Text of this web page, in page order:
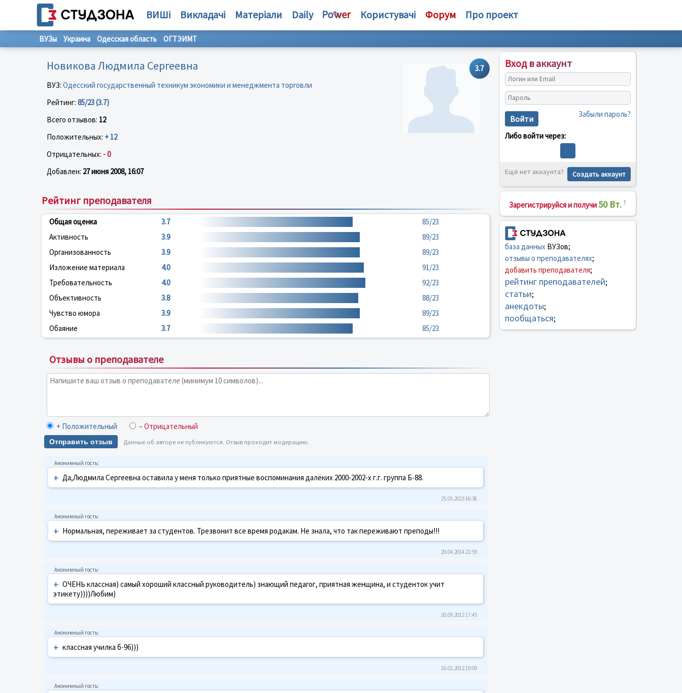
ВИШі Викладачі Матеріали Daily Користувачі Форум Про проект
ВУЗы Украина Одесская область ОГТЭИМТ
3.7
Новикова Людмила Сергеевна
ВУЗ: Одесский государственный техникум экономики и менеджмента торговли
Рейтинг: 85/23 (3.7)
Всего отзывов: 12
Положительных: + 12
Отрицательных: - 0
Добавлен: 27 июня 2008, 16:07
Рейтинг преподавателя
Общая оценка 3.7
85/23
Активность
3.9
89/23
Организованность
3.9
89/23
Изложение материала
4.0
91/23
Требовательность
4.0
92/23
Объективность
3.8
88/23
Чувство юмора
3.9
89/23
Обаяние
3.7 85/23
Отзывы о преподавателе
+ Положительный – Отрицательный
Отправить отзыв Данные об авторе не публикуются. Отзыв проходит модерацию.
+ Да,Людмила Сергеевна оставила у меня только приятные воспоминания далёких 2000-2002-х г.г. группа Б-88.
25.05.2023 16:36
+ Нормальная, переживает за студентов. Трезвонит все время родакам. Не знала, что так переживают преподы!!!
29.04.2014 22:59
+ ОЧЕНЬ классная) самый хороший классный руководитель) знающий педагог, приятная женщина, и студенток учит
этикету))))Любим)
20.09.2012 17:45
+ классная училка б-96)))
16.02.2012 19:09
Вход в аккаунт
Войти Забыли пароль?
Либо войти через:
Ещё нет аккаунта? Создать аккаунт
Зарегистрируйся и получи 50 Вт. ?
база данныхВУЗов;
отзывы о преподавателях;
добавить преподавателя;
рейтинг преподавателей;
статьи;
анекдоты;
пообщаться;